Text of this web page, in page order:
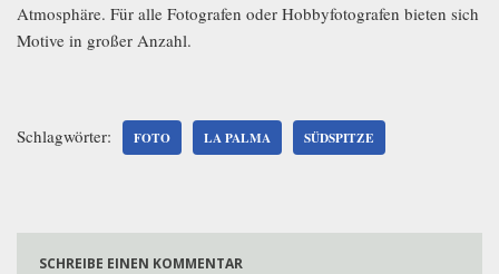
Atmosphäre. Für alle Fotografen oder Hobbyfotografen bieten sich
Motive in großer Anzahl.
Schlagwörter: FOTO LA PALMA SÜDSPITZE
SCHREIBE EINEN KOMMENTAR